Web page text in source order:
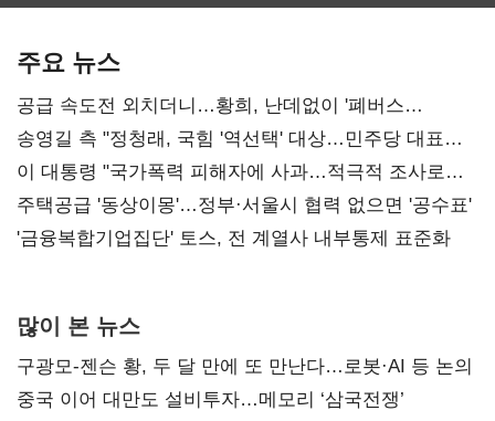
주요 뉴스
공급 속도전 외치더니…황희, 난데없이 '폐버스
리모델링' 제안
송영길 측 "정청래, 국힘 '역선택' 대상…민주당 대표로
총선 지휘 못해"
이 대통령 "국가폭력 피해자에 사과…적극적 조사로
진실 밝혀야"
주택공급 '동상이몽'…정부·서울시 협력 없으면 '공수표'
'금융복합기업집단' 토스, 전 계열사 내부통제 표준화
많이 본 뉴스
구광모-젠슨 황, 두 달 만에 또 만난다…로봇·AI 등 논의
중국 이어 대만도 설비투자…메모리 ‘삼국전쟁’